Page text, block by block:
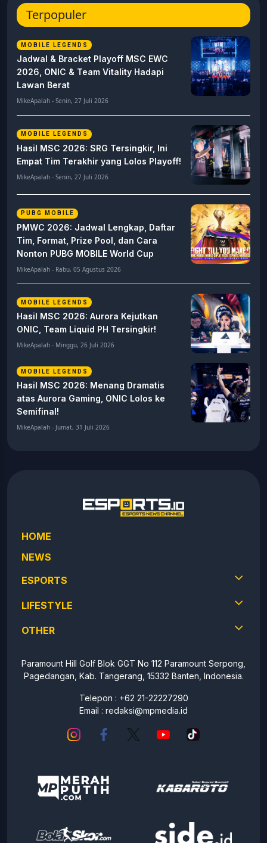
Terpopuler
MOBILE LEGENDS
Jadwal & Bracket Playoff MSC EWC
2026, ONIC & Team Vitality Hadapi
Lawan Berat
MikeApalah - Senin, 27 Juli 2026
MOBILE LEGENDS
Hasil MSC 2026: SRG Tersingkir, Ini
Empat Tim Terakhir yang Lolos Playoff!
MikeApalah - Senin, 27 Juli 2026
PUBG MOBILE
PMWC 2026: Jadwal Lengkap, Daftar
Tim, Format, Prize Pool, dan Cara
Nonton PUBG MOBILE World Cup
MikeApalah - Rabu, 05 Agustus 2026
MOBILE LEGENDS
Hasil MSC 2026: Aurora Kejutkan
ONIC, Team Liquid PH Tersingkir!
MikeApalah - Minggu, 26 Juli 2026
MOBILE LEGENDS
Hasil MSC 2026: Menang Dramatis
atas Aurora Gaming, ONIC Lolos ke
Semifinal!
MikeApalah - Jumat, 31 Juli 2026
HOME
NEWS
ESPORTS
LIFESTYLE
OTHER
Paramount Hill Golf Blok GGT No 112 Paramount Serpong,
Pagedangan, Kab. Tangerang, 15332 Banten, Indonesia.
Telepon : +62 21-22227290
Email : redaksi@mpmedia.id